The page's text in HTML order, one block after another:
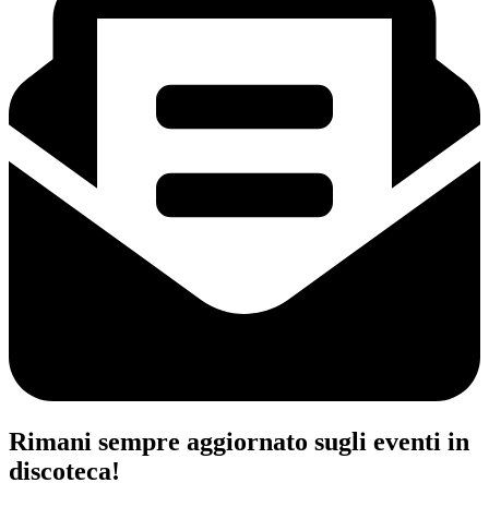
Rimani sempre aggiornato sugli eventi in
discoteca!